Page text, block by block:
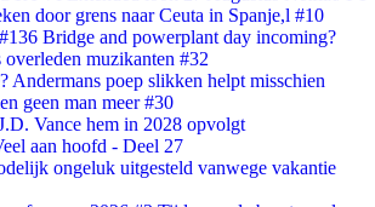
door grens naar Ceuta in Spanje,l #10
Bridge and powerplant day incoming?
overleden muzikanten #32
Andermans poep slikken helpt misschien
geen man meer #30
Vance hem in 2028 opvolgt
aan hoofd - Deel 27
ongeluk uitgesteld vanwege vakantie